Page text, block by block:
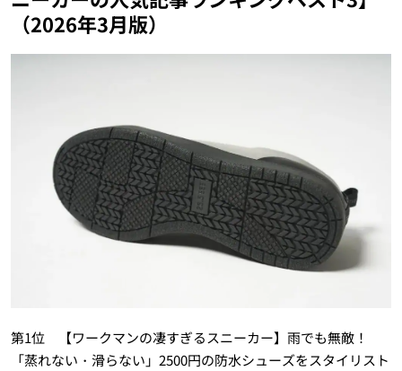
（2026年3月版）
第1位 【ワークマンの凄すぎるスニーカー】雨でも無敵！
「蒸れない・滑らない」2500円の防水シューズをスタイリスト